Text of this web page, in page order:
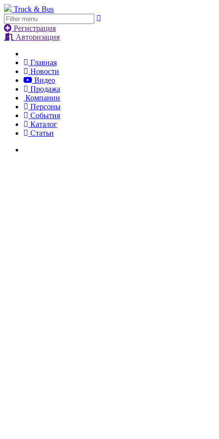
Truck & Bus
Регистрация
Авторизация
Главная
Новости
Видео
Продажа
Компании
Персоны
События
Каталог
Статьи